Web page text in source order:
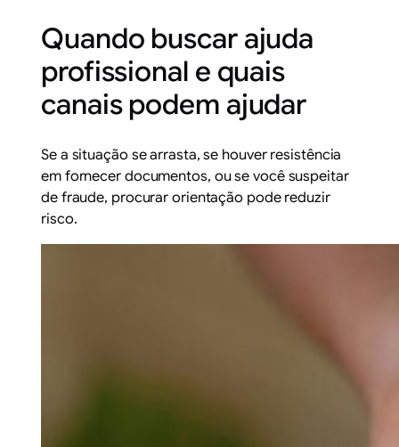
Quando buscar ajuda
profissional e quais
canais podem ajudar
Se a situação se arrasta, se houver resistência
em fornecer documentos, ou se você suspeitar
de fraude, procurar orientação pode reduzir
risco.